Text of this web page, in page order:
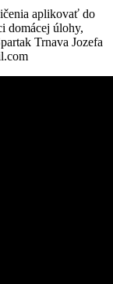
aplikovať do
domácej úlohy,
Trnava Jozefa